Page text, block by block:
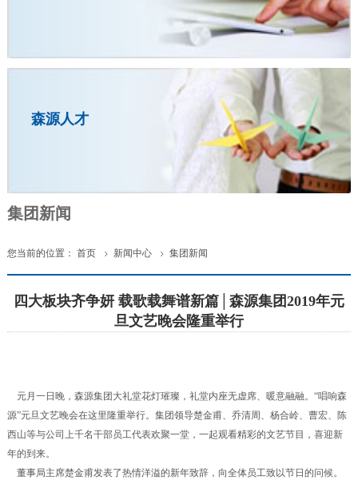
森源人才
集团新闻
您当前的位置： 首页  新闻中心  集团新闻
四大板块齐争妍 载歌载舞谱新篇│森源集团2019年元
旦文艺晚会隆重举行
元月一日晚，森源集团大礼堂花灯璀璨，礼堂内座无虚席、暖意融融。“唱响森
源”元旦文艺晚会在这里隆重举行。集团领导楚金甫、乔清周、杨合岭、曹宏、陈
西山等与公司上千名干部员工代表欢聚一堂，一起观看精彩的文艺节目，喜迎新
年的到来。
董事局主席楚金甫发表了热情洋溢的新年致辞，向全体员工致以节日的问候。